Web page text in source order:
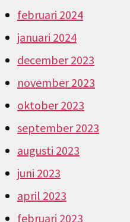
februari 2024
januari 2024
december 2023
november 2023
oktober 2023
september 2023
augusti 2023
juni 2023
april 2023
februari 2023